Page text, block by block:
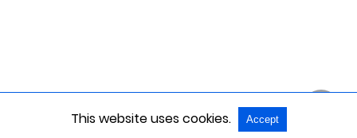
This website uses cookies. Accept